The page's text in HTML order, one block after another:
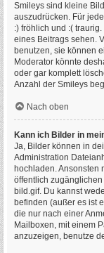
Smileys sind kleine
auszudrücken. Für
:) fröhlich und :(
eines Beitrags sehen.
benutzen, sie können
Moderator könnte
oder gar komplett
Anzahl der Smileys
Nach oben
Kann ich Bilder in
Ja, Bilder können in
Administration
hochladen. Ansonsten
öffentlich
bild.gif. Du kannst
befinden (außer es ist
die nur nach einer
Mailboxen, mit einem
anzuzeigen, benutze